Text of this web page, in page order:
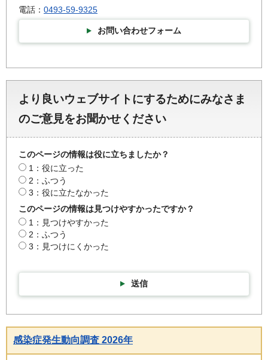
電話： 0493-59-9325
お問い合わせフォーム
より良いウェブサイトにするためにみなさま
のご意見をお聞かせください
このページの情報は役に立ちましたか？
1：役に立った
2：ふつう
3：役に立たなかった
このページの情報は見つけやすかったですか？
1：見つけやすかった
2：ふつう
3：見つけにくかった
送信
感染症発生動向調査 2026年